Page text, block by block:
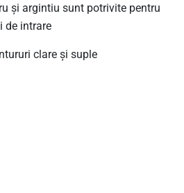
și argintiu sunt potrivite pentru
de intrare
clare şi suple